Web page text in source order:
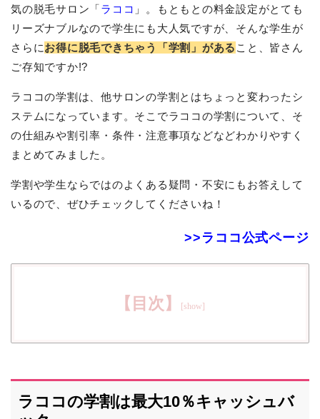
気の脱毛サロン「ラココ 」。もともとの料金設定がとても
リーズナブルなので学生にも大人気ですが、そんな学生が
さらにお得に脱毛できちゃう「学割」がある こと、皆さん
ご存知ですか!?
ラココの学割は、他サロンの学割とはちょっと変わったシ
ステムになっています。そこでラココの学割について、そ
の仕組みや割引率・条件・注意事項などなどわかりやすく
まとめてみました。
学割や学生ならではのよくある疑問・不安にもお答えして
いるので、ぜひチェックしてくださいね！
>>ラココ公式ページ
【目次】
ラココの学割は最大10％キャッシュバ